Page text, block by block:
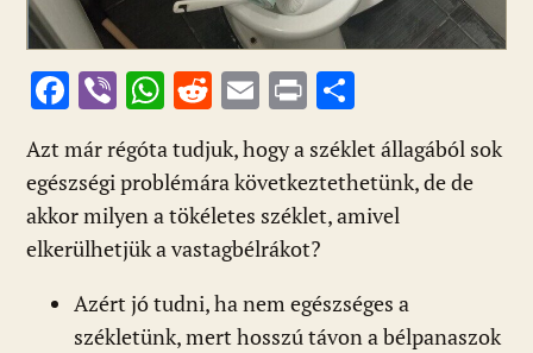
F
ac
e
b
o
k
Vi
b
er
W
at
s
A
p
p
R
e
d
di
t
E
ai
l
Pr
in
t
ss
za
m
Azt már régóta tudjuk, hogy a széklet állagából sok
egészségi problémára következtethetünk, de de
akkor milyen a tökéletes széklet, amivel
elkerülhetjük a vastagbélrákot?
Azért jó tudni, ha nem egészséges a
székletünk, mert hosszú távon a bélpanaszok